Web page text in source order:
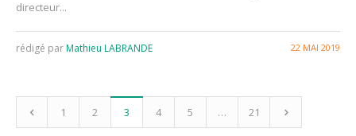
directeur...
22 MAI 2019
rédigé parMathieu LABRANDE
1 2 3 4 5 … 21